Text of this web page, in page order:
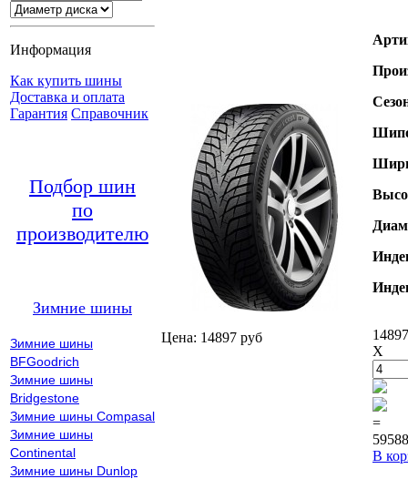
Информация
Как купить шины
Доставка и оплата
Гарантия Справочник
Подбор шин
по
производителю
Зимние шины
Зимние шины
BFGoodrich
Зимние шины
Bridgestone
Зимние шины Compasal
Зимние шины
Continental
Зимние шины Dunlop
Цена: 14897 руб
X
=
В